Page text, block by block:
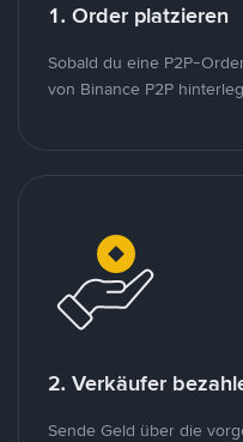
1. Order platzieren
Sobald du eine P2P-
von Binance P2P
2. Verkäufer
Sende Geld über die